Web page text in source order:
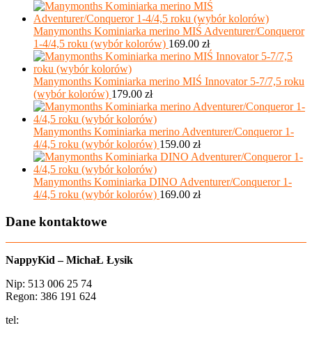
Manymonths Kominiarka merino MIŚ Adventurer/Conqueror
1-4/4,5 roku (wybór kolorów) 169.00 zł
Manymonths Kominiarka merino MIŚ Innovator 5-7/7,5 roku
(wybór kolorów) 179.00 zł
Manymonths Kominiarka merino Adventurer/Conqueror 1-
4/4,5 roku (wybór kolorów) 159.00 zł
Manymonths Kominiarka DINO Adventurer/Conqueror 1-
4/4,5 roku (wybór kolorów) 169.00 zł
Dane kontaktowe
NappyKid – MichaŁ Łysik
Nip: 513 006 25 74
Regon: 386 191 624
tel: